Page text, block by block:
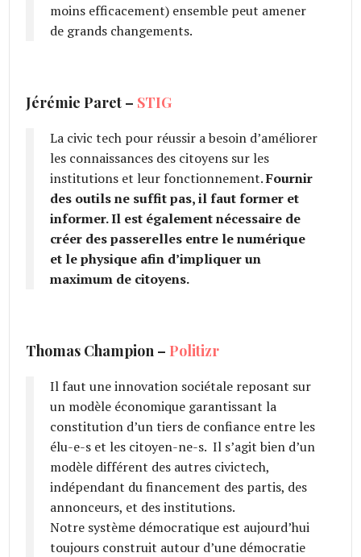
moins efficacement) ensemble peut amener
de grands changements.
Jérémie Paret – STIG
La civic tech pour réussir a besoin d’améliorer
les connaissances des citoyens sur les
institutions et leur fonctionnement.Fournir
des outils ne suffit pas, il faut former et
informer. Il est également nécessaire de
créer des passerelles entre le numérique
et le physique afin d’impliquer un
maximum de citoyens.
Thomas Champion – Politizr
Il faut une innovation sociétale reposant sur
un modèle économique garantissant la
constitution d’un tiers de confiance entre les
élu-e-s et les citoyen-ne-s. Il s’agit bien d’un
modèle différent des autres civictech,
indépendant du financement des partis, des
annonceurs, et des institutions.
Notre système démocratique est aujourd’hui
toujours construit autour d’une démocratie